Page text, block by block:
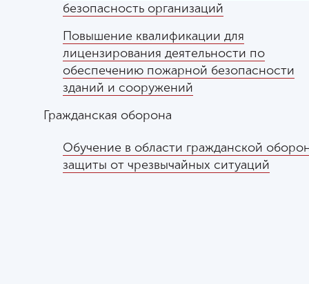
безопасность организаций
Повышение квалификации для
лицензирования деятельности по
обеспечению пожарной безопасности
зданий и сооружений
Гражданская оборона
Обучение в области гражданской
защиты от чрезвычайных ситуаций